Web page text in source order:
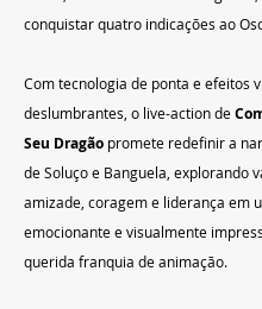
conquistar quatro indicações ao
Com tecnologia de ponta e efeitos
deslumbrantes, o live-action de
Seu Dragão promete redefinir a
de Soluço e Banguela, explorando
amizade, coragem e liderança em
emocionante e visualmente
querida franquia de animação.